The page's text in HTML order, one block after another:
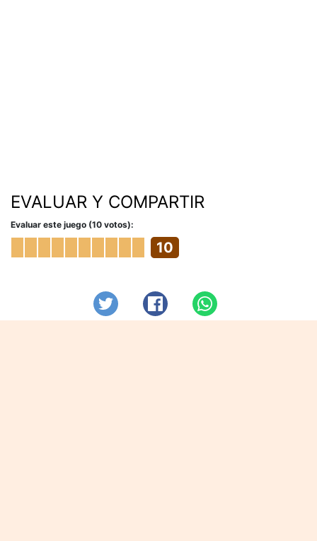
EVALUAR Y COMPARTIR
Evaluar este juego (10 votos):
10